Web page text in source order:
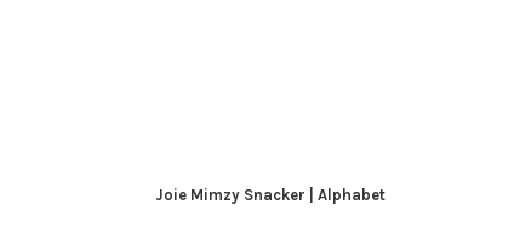
Joie Mimzy Snacker | Alphabet